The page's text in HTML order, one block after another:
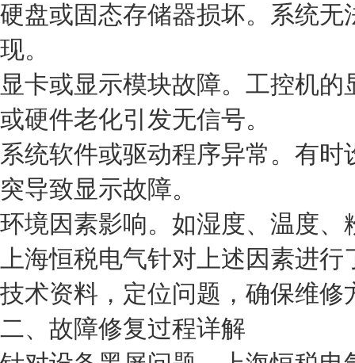
硬盘或固态存储器损坏。系统
现。
显卡或显示模块故障。工控机
或硬件老化引发无信号。
系统软件或驱动程序异常。有
突导致显示故障。
环境因素影响。如湿度、温度
上海恒税电气针对上述因素进
技术资料，定位问题，确保维修
二、故障修复过程详解